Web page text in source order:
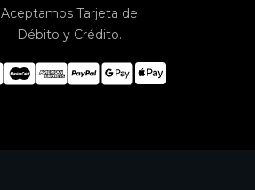
Aceptamos Tarjeta de
Débito y Crédito.